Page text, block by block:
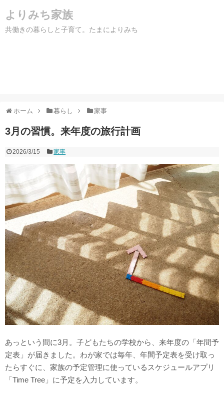
よりみち家族
共働きの暮らしと子育て。たまによりみち
ホーム 暮らし 家事
3月の習慣。来年度の旅行計画
2026/3/15 家事
あっという間に3月。子どもたちの学校から、来年度の「年間予
定表」が届きました。わが家では毎年、年間予定表を受け取っ
たらすぐに、家族の予定管理に使っているスケジュールアプリ
「Time Tree」に予定を入力しています。